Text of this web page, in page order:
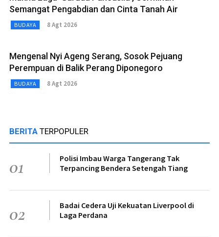
Semangat Pengabdian dan Cinta Tanah Air
BUDAYA 8 Agt 2026
Mengenal Nyi Ageng Serang, Sosok Pejuang
Perempuan di Balik Perang Diponegoro
BUDAYA 8 Agt 2026
BERITA TERPOPULER
01
Polisi Imbau Warga Tangerang Tak
Terpancing Bendera Setengah Tiang
02
Badai Cedera Uji Kekuatan Liverpool di
Laga Perdana